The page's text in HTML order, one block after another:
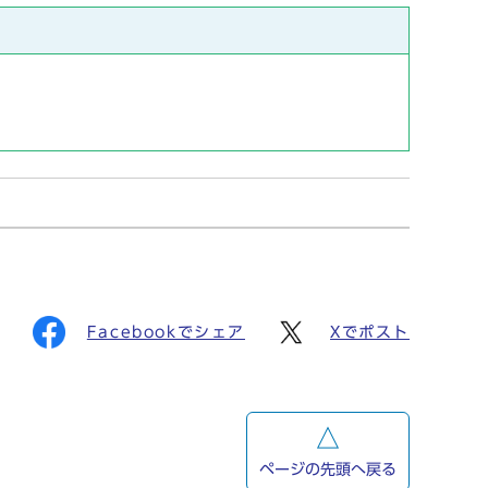
Facebookでシェア Xでポスト
ページの先頭へ戻る